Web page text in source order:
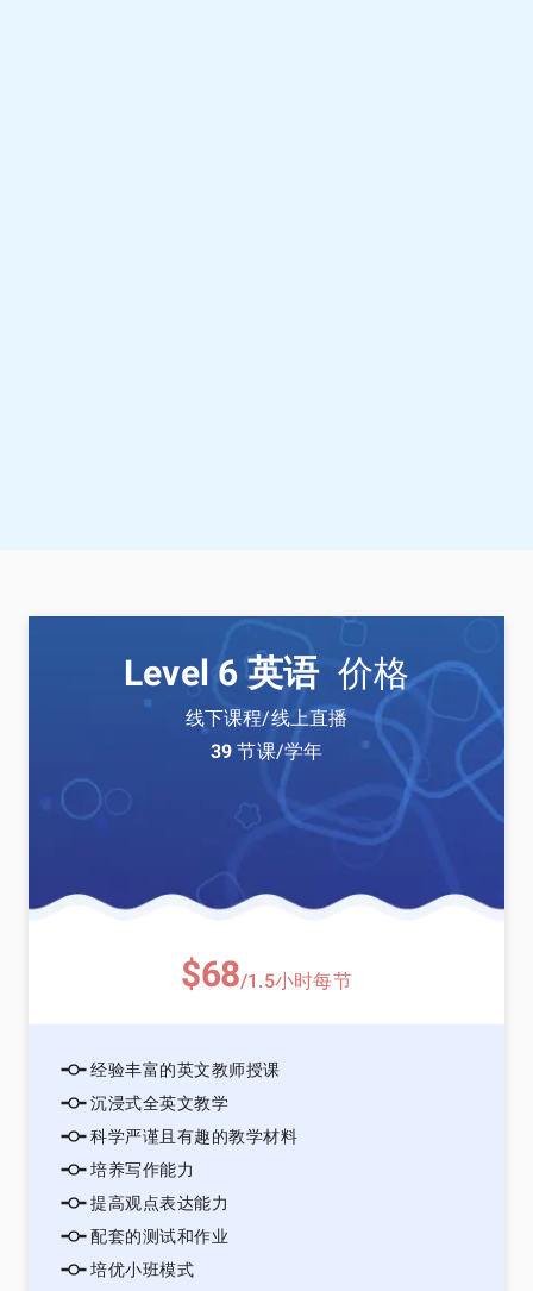
Level 6 英语 价格
线下课程/线上直播
39 节课/学年
$68/1.5小时每节
经验丰富的英文教师授课
沉浸式全英文教学
科学严谨且有趣的教学材料
培养写作能力
提高观点表达能力
配套的测试和作业
培优小班模式